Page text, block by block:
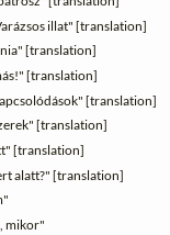
illat" [translation]
[translation]
[translation]
[translation]
[translation]
[translation]
alatt?" [translation]
mikor"